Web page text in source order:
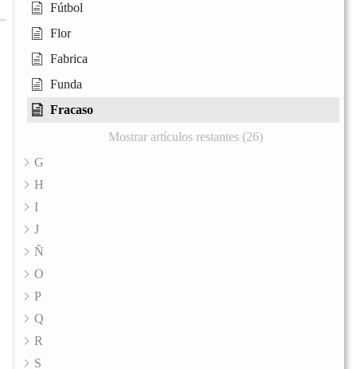
Fútbol
Flor
Fabrica
Funda
Fracaso
Mostrar artículos restantes (26)
G
H
I
J
Ñ
O
P
Q
R
S